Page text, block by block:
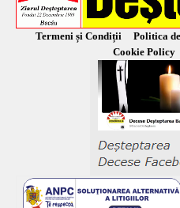
Termeni și Condiții Politica
Cookie Policy